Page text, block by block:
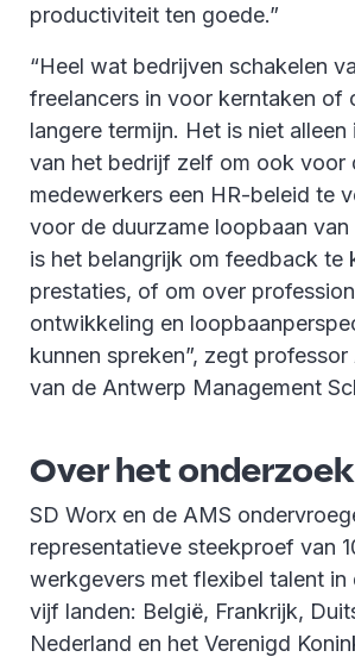
productiviteit ten goede.”
“Heel wat bedrijven schakelen
freelancers in voor kerntaken of
langere termijn. Het is niet alleen
van het bedrijf zelf om ook voor
medewerkers een HR-beleid te
voor de duurzame loopbaan
is het belangrijk om feedback te
prestaties, of om over
ontwikkeling en
kunnen spreken”, zegt professor
van de Antwerp Management
Over het onderzoek
SD Worx en de AMS
representatieve steekproef van
werkgevers met flexibel talent in
vijf landen: België, Frankrijk,
Nederland en het Verenigd